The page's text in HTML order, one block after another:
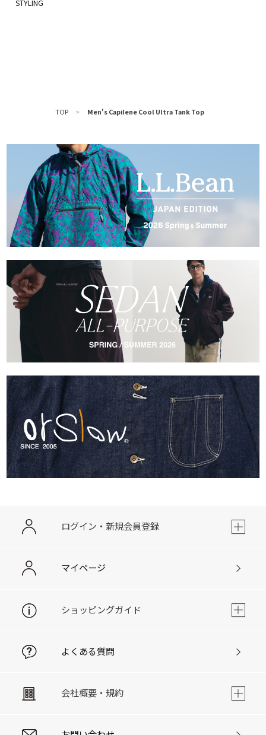
TOP > Men's Capilene Cool Ultra Tank Top
ログイン・新規会員登録
マイページ
ショッピングガイド
よくある質問
会社概要・規約